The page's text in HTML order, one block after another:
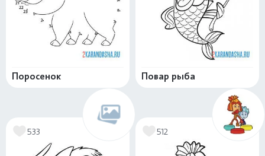
Поросенок Повар рыба
533 512